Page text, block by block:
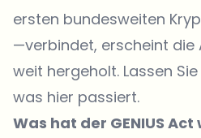
ersten bundesweiten
—verbindet, erscheint die
weit hergeholt. Lassen
was hier passiert.
Was hat der GENIUS